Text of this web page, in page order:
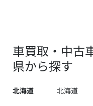
車買取・中古
県から探す
北海道 北海道